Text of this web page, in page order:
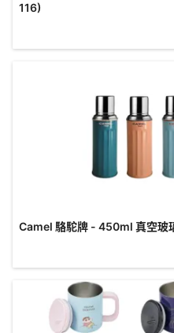
116)
Camel 駱駝牌 - 450ml 真空玻